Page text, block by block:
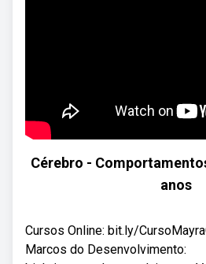
Cérebro -
anos
Cursos Online: bit.ly/
Marcos do Desenvolvimento: